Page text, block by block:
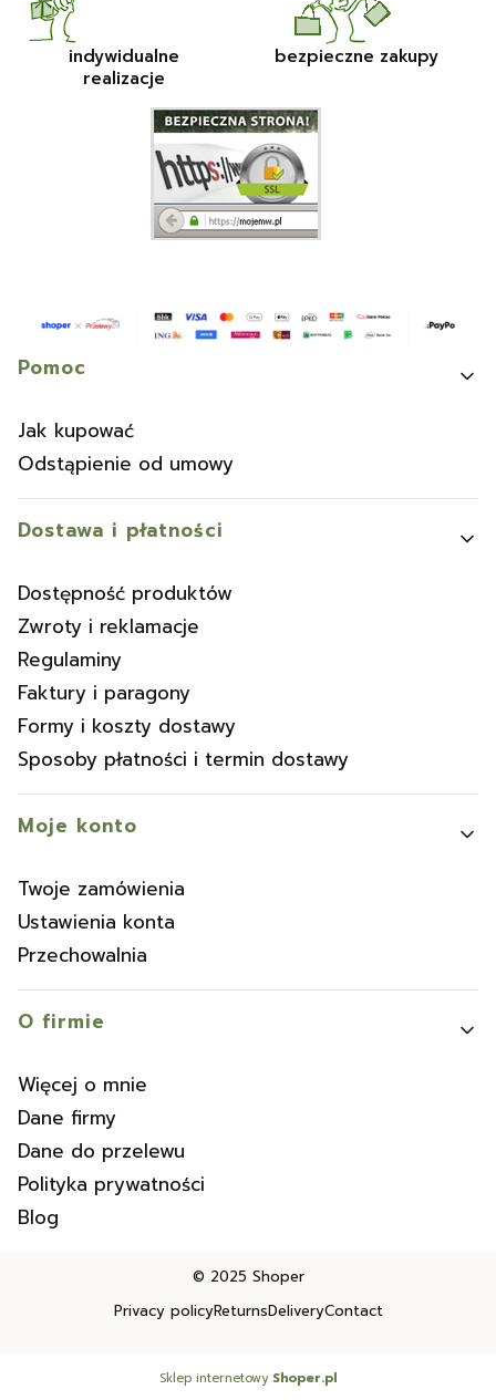
indywidualne
realizacje
bezpieczne zakupy
Linki w stopce
Pomoc
Jak kupować
Odstąpienie od umowy
Dostawa i płatności
Dostępność produktów
Zwroty i reklamacje
Regulaminy
Faktury i paragony
Formy i koszty dostawy
Sposoby płatności i termin dostawy
Moje konto
Twoje zamówienia
Ustawienia konta
Przechowalnia
O firmie
Więcej o mnie
Dane firmy
Dane do przelewu
Polityka prywatności
Blog
© 2025 Shoper
Privacy policyReturnsDeliveryContact
Sklep internetowy Shoper.pl